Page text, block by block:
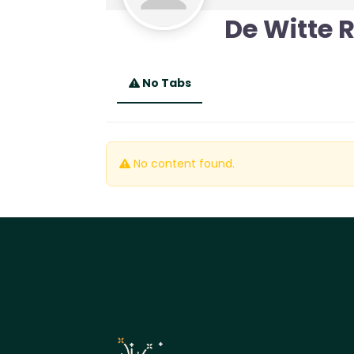
De Witte
No Tabs
No content found.